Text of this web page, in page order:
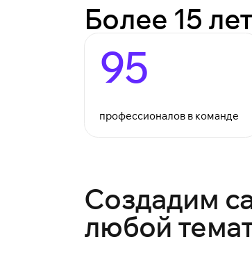
Более 15
95
профессионалов в команде
Создадим
любой